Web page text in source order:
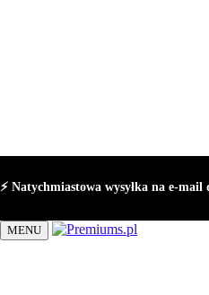
⚡ Natychmiastowa wysyłka na e-
MENU